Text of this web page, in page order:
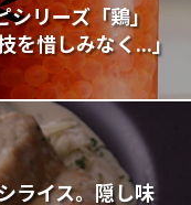
リーズ「鶏」
を惜しみなく...」
ライス。隠し味